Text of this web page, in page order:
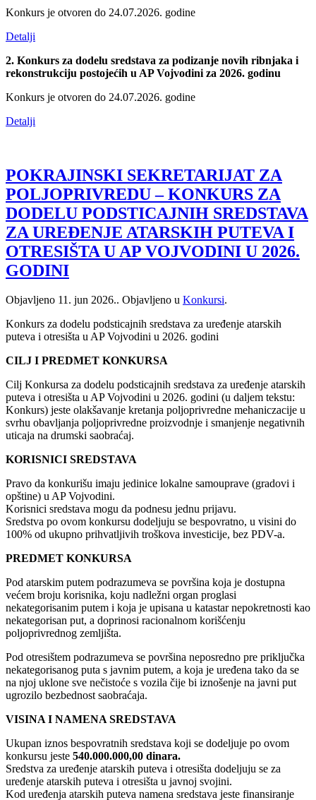
Konkurs je otvoren do 24.07.2026. godine
Detalji
2. Konkurs za dodelu sredstava za podizanje novih ribnjaka i
rekonstrukciju postojećih u AP Vojvodini za 2026. godinu
Konkurs je otvoren do 24.07.2026. godine
Detalji
POKRAJINSKI SEKRETARIJAT ZA
POLJOPRIVREDU – KONKURS ZA
DODELU PODSTICAJNIH SREDSTAVA
ZA UREĐENJE ATARSKIH PUTEVA I
OTRESIŠTA U AP VOJVODINI U 2026.
GODINI
Objavljeno 11. jun 2026.. Objavljeno u Konkursi.
Konkurs za dodelu podsticajnih sredstava za uređenje atarskih
puteva i otresišta u AP Vojvodini u 2026. godini
CILJ I PREDMET KONKURSA
Cilj Konkursa za dodelu podsticajnih sredstava za uređenje atarskih
puteva i otresišta u AP Vojvodini u 2026. godini (u daljem tekstu:
Konkurs) jeste olakšavanje kretanja poljoprivredne mehaniczacije u
svrhu obavljanja poljoprivredne proizvodnje i smanjenje negativnih
uticaja na drumski saobraćaj.
KORISNICI SREDSTAVA
Pravo da konkurišu imaju jedinice lokalne samouprave (gradovi i
opštine) u AP Vojvodini.
Korisnici sredstava mogu da podnesu jednu prijavu.
Sredstva po ovom konkursu dodeljuju se bespovratno, u visini do
100% od ukupno prihvatljivih troškova investicije, bez PDV-a.
PREDMET KONKURSA
Pod atarskim putem podrazumeva se površina koja je dostupna
većem broju korisnika, koju nadležni organ proglasi
nekategorisanim putem i koja je upisana u katastar nepokretnosti kao
nekategorisan put, a doprinosi racionalnom korišćenju
poljoprivrednog zemljišta.
Pod otresištem podrazumeva se površina neposredno pre priključka
nekategorisanog puta s javnim putem, a koja je uređena tako da se
na njoj uklone sve nečistoće s vozila čije bi iznošenje na javni put
ugrozilo bezbednost saobraćaja.
VISINA I NAMENA SREDSTAVA
Ukupan iznos bespovratnih sredstava koji se dodeljuje po ovom
konkursu jeste 540.000.000,00 dinara.
Sredstva za uređenje atarskih puteva i otresišta dodeljuju se za
uređenje atarskih puteva i otresišta u javnoj svojini.
Kod uređenja atarskih puteva namena sredstava jeste finansiranje